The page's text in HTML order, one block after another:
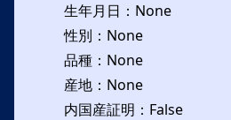
生年月日：None
性別：None
品種：None
産地：None
内国産証明：False